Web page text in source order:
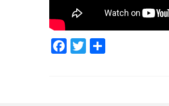
Facebook
Twitter